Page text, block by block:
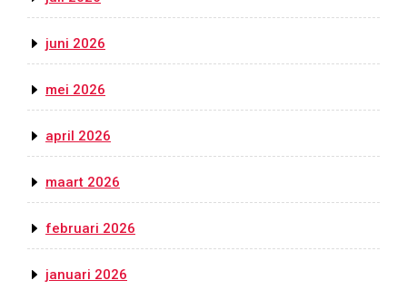
juni 2026
mei 2026
april 2026
maart 2026
februari 2026
januari 2026